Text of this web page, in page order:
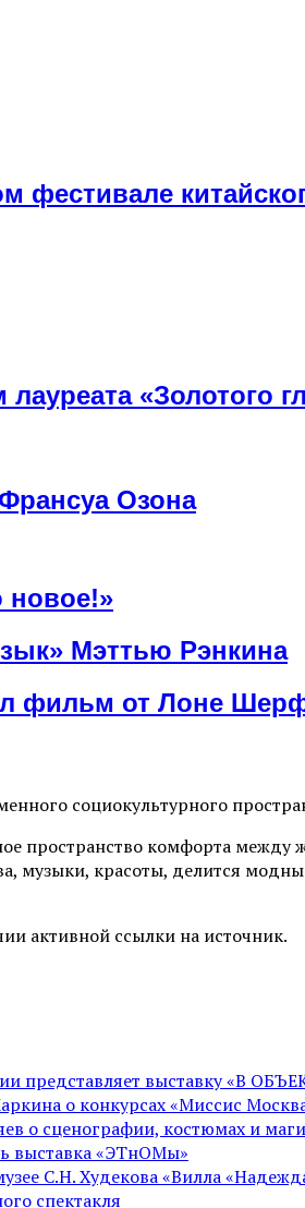
фестивале
«Золотого
Озона
новое!»
Мэттью Рэнкина
фильм от Лоне
социокультурного
пространство комфорта между
музыки, красоты, делится
активной ссылки на источник.
представляет выставку «В
о конкурсах «Миссис
о сценографии, костюмах и
выставка «ЭТнОМы»
С.Н. Худекова «Вилла
спектакля